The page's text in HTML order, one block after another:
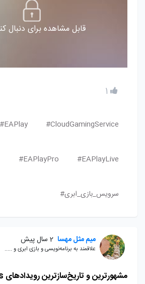
قابل مشاهده برای دنبال
1
CloudGamingService#
EAPlay#
EAPlayLive#
EAPlayPro#
سرویس_بازی_ابری#
میم مثل مهسا 2 سال پیش
علاقمند به برنامه‌نویسی و بازی ابری و .....
مشهورترین و تاریخ‌سازترین رویدادهای Esports